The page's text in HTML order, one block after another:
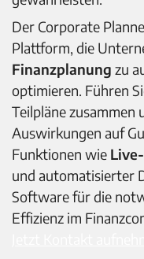
Der Corporate
Plattform, die
Finanzplanung zu
optimieren. Führen
Teilpläne zusammen
Auswirkungen auf
Funktionen wie
und automatisierter
Software für die
Effizienz im